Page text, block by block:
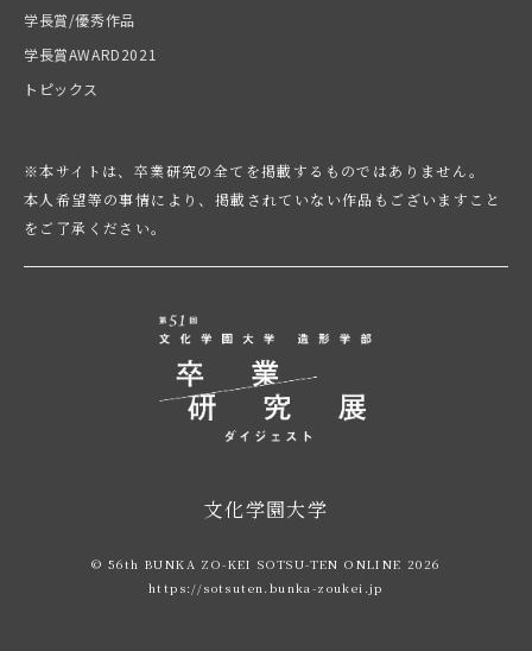
学長賞/優秀作品
学長賞AWARD2021
トピックス
※本サイトは、卒業研究の全てを掲載するものではありません。
本人希望等の事情により、掲載されていない作品もございますこと
をご了承ください。
文化学園大学
© 56th BUNKA ZO-KEI SOTSU-TEN ONLINE 2026
https://sotsuten.bunka-zoukei.jp